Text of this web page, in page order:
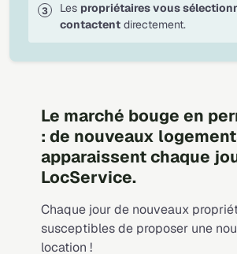
Les propriétaires vous
contactent directement.
Le marché bouge en
: de nouveaux
apparaissent chaque
LocService.
Chaque jour de nouveaux
susceptibles de proposer une
location !